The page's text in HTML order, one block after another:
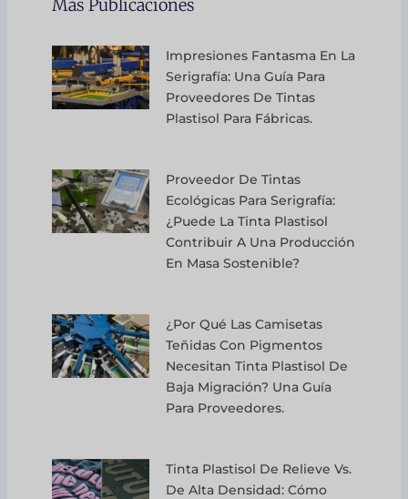
Más Publicaciones
Impresiones Fantasma En La
Serigrafía: Una Guía Para
Proveedores De Tintas
Plastisol Para Fábricas.
Proveedor De Tintas
Ecológicas Para Serigrafía:
¿Puede La Tinta Plastisol
Contribuir A Una Producción
En Masa Sostenible?
¿Por Qué Las Camisetas
Teñidas Con Pigmentos
Necesitan Tinta Plastisol De
Baja Migración? Una Guía
Para Proveedores.
Tinta Plastisol De Relieve Vs.
De Alta Densidad: Cómo